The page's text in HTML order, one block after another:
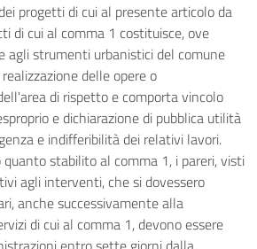
progetti di cui al presente articolo da
di cui al comma 1 costituisce, ove
agli strumenti urbanistici del comune
delle opere o
di rispetto e comporta vincolo
e dichiarazione di pubblica utilità
e indifferibilità dei relativi lavori.
stabilito al comma 1, i pareri, visti
agli interventi, che si dovessero
anche successivamente alla
di cui al comma 1, devono essere